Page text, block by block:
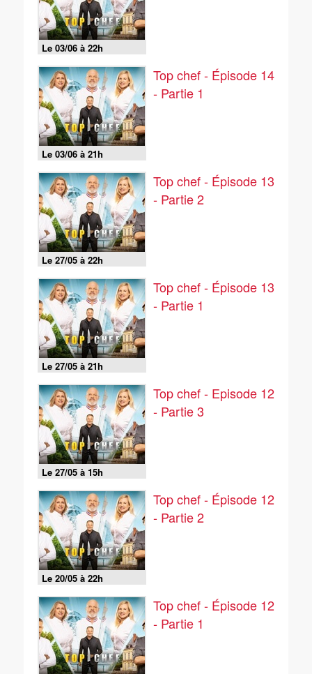
Le 03/06 à 22h
Le 03/06 à 21h
Top chef - Épisode 14
- Partie 1
Le 27/05 à 22h
Top chef - Épisode 13
- Partie 2
Le 27/05 à 21h
Top chef - Épisode 13
- Partie 1
Le 27/05 à 15h
Top chef - Episode 12
- Partie 3
Le 20/05 à 22h
Top chef - Épisode 12
- Partie 2
Top chef - Épisode 12
- Partie 1